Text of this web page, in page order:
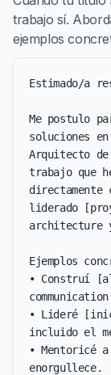
trabajo sí.
ejemplos
Estimado/a
Me postulo
soluciones
Arquitecto
trabajo que
liderado
architecture
Ejemplos
• Construí
• Lideré
incluido el
• Mentoricé
enorgullece.